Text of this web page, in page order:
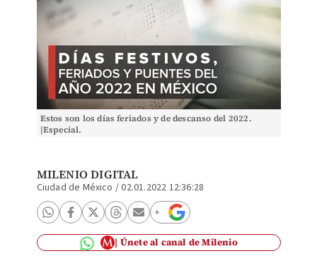
Estos son los días feriados y de descanso del 2022.
|Especial.
MILENIO DIGITAL
Ciudad de México /02.01.2022 12:36:28
Únete al canal de Milenio